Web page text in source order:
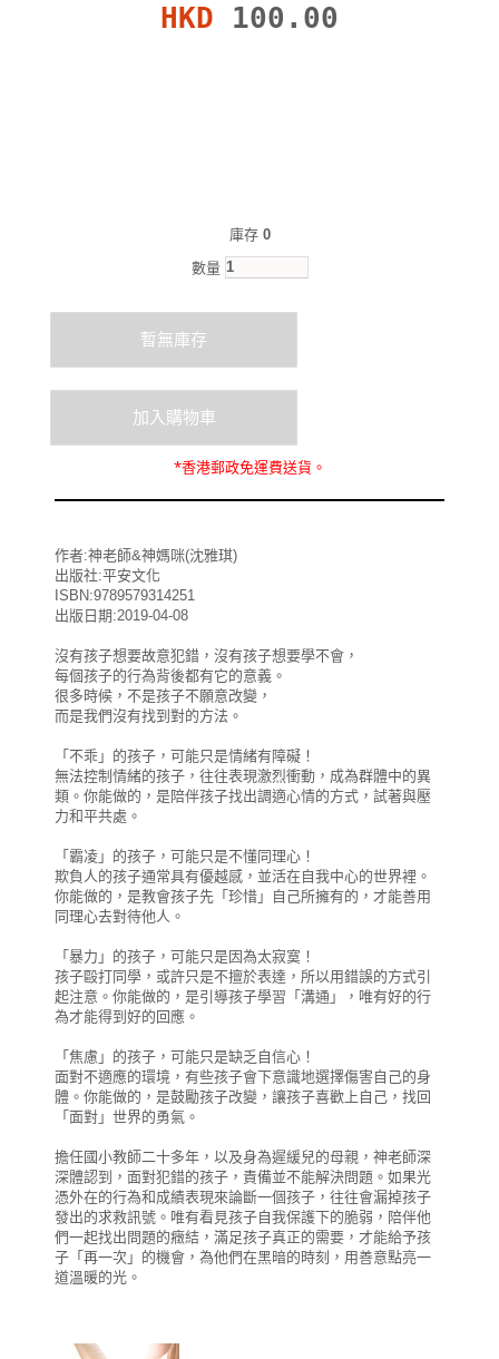
HKD 100.00
庫存 0
數量
*香港郵政免運費送貨。
作者:神老師&神媽咪(沈雅琪)
出版社:平安文化
ISBN:9789579314251
出版日期:2019-04-08
沒有孩子想要故意犯錯，沒有孩子想要學不會，
每個孩子的行為背後都有它的意義。
很多時候，不是孩子不願意改變，
而是我們沒有找到對的方法。
「不乖」的孩子，可能只是情緒有障礙！
無法控制情緒的孩子，往往表現激烈衝動，成為群體中的異
類。你能做的，是陪伴孩子找出調適心情的方式，試著與壓
力和平共處。
「霸凌」的孩子，可能只是不懂同理心！
欺負人的孩子通常具有優越感，並活在自我中心的世界裡。
你能做的，是教會孩子先「珍惜」自己所擁有的，才能善用
同理心去對待他人。
「暴力」的孩子，可能只是因為太寂寞！
孩子毆打同學，或許只是不擅於表達，所以用錯誤的方式引
起注意。你能做的，是引導孩子學習「溝通」，唯有好的行
為才能得到好的回應。
「焦慮」的孩子，可能只是缺乏自信心！
面對不適應的環境，有些孩子會下意識地選擇傷害自己的身
體。你能做的，是鼓勵孩子改變，讓孩子喜歡上自己，找回
「面對」世界的勇氣。
擔任國小教師二十多年，以及身為遲緩兒的母親，神老師深
深體認到，面對犯錯的孩子，責備並不能解決問題。如果光
憑外在的行為和成績表現來論斷一個孩子，往往會漏掉孩子
發出的求救訊號。唯有看見孩子自我保護下的脆弱，陪伴他
們一起找出問題的癥結，滿足孩子真正的需要，才能給予孩
子「再一次」的機會，為他們在黑暗的時刻，用善意點亮一
道溫暖的光。